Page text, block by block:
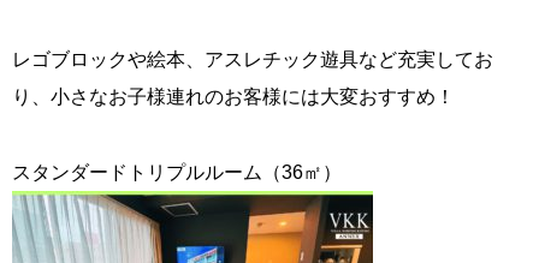
レゴブロックや絵本、アスレチック遊具など充実してお
り、小さなお子様連れのお客様には大変おすすめ！
スタンダードトリプルルーム（36㎡）